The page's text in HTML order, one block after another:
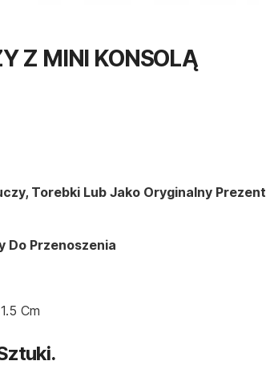
Z MINI KONSOLĄ
Torebki Lub Jako Oryginalny Prezent
Do Przenoszenia
Cm